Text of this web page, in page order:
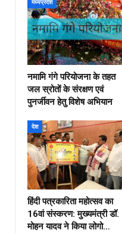
मध्यप्रदेश
नमामि गंगे परियोजना के तहत
जल स्रोतों के संरक्षण एवं
पुनर्जीवन हेतु विशेष अभियान
देश
हिंदी पत्रकारिता महोत्सव का
16वां संस्करण: मुख्यमंत्री डॉ.
मोहन यादव ने किया लोगो…